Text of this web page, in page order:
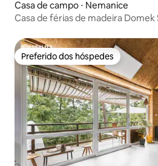
Casa de campo ⋅ Nemanice
Casa de férias de madeira Domek
Preferido dos hóspedes
Preferido dos hóspedes